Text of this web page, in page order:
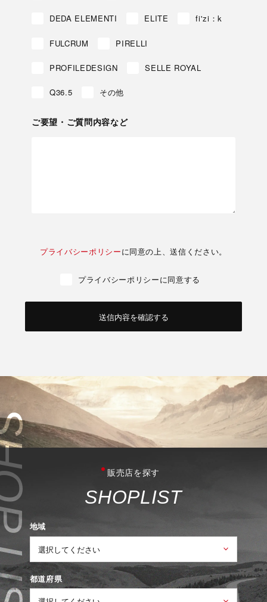
DEDA ELEMENTI ELITE fi'zi：k
FULCRUM PIRELLI
PROFILEDESIGN SELLE ROYAL
Q36.5 その他
ご要望・ご質問内容など
プライバシーポリシーに同意の上、送信ください。
プライバシーポリシーに同意する
販売店を探す
SHOPLIST
地域
都道府県